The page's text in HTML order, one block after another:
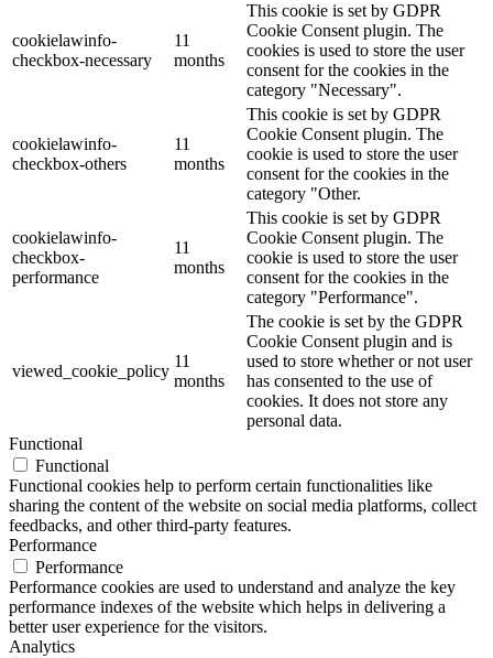
cookielawinfo-
checkbox-necessary
11
months
This cookie is set by GDPR
Cookie Consent plugin. The
cookies is used to store the user
consent for the cookies in the
category "Necessary".
cookielawinfo-
checkbox-others
11
months
This cookie is set by GDPR
Cookie Consent plugin. The
cookie is used to store the user
consent for the cookies in the
category "Other.
cookielawinfo-
checkbox-
performance
11
months
This cookie is set by GDPR
Cookie Consent plugin. The
cookie is used to store the user
consent for the cookies in the
category "Performance".
viewed_cookie_policy
11
months
The cookie is set by the GDPR
Cookie Consent plugin and is
used to store whether or not user
has consented to the use of
cookies. It does not store any
personal data.
Functional
Functional
Functional cookies help to perform certain functionalities like
sharing the content of the website on social media platforms, collect
feedbacks, and other third-party features.
Performance
Performance
Performance cookies are used to understand and analyze the key
performance indexes of the website which helps in delivering a
better user experience for the visitors.
Analytics